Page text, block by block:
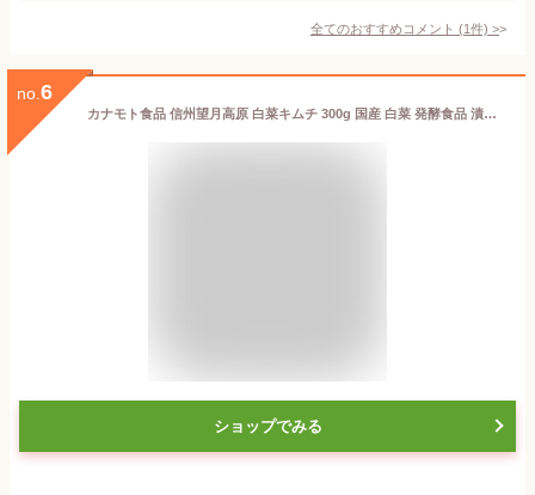
全てのおすすめコメント (1件) >
no. 6
カナモト食品 信州望月高原 白菜キムチ 300g 国産 白菜 発酵食品 漬物 タニザワ 宅配
ショップでみる